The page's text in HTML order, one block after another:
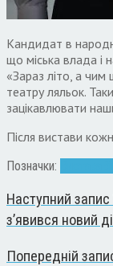
Кандидат в
що міська влада і
«Зараз літо, а
театру ляльок.
зацікавлювати
Після вистави
Позначки:
Наступний запис
з’явився новий
Попередній